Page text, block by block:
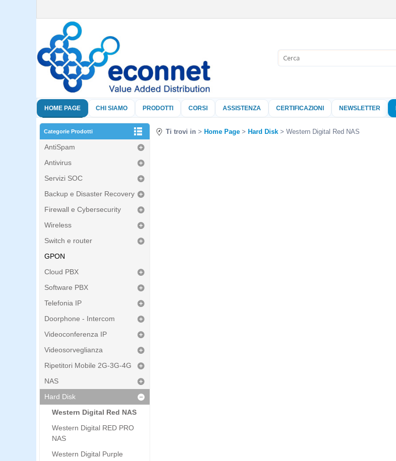
HOME PAGE CHI SIAMO PRODOTTI CORSI ASSISTENZA CERTIFICAZIONI NEWSLETTER
Categorie Prodotti
AntiSpam
Antivirus
Servizi SOC
Backup e Disaster Recovery
Firewall e Cybersecurity
Wireless
Switch e router
GPON
Cloud PBX
Software PBX
Telefonia IP
Doorphone - Intercom
Videoconferenza IP
Videosorveglianza
Ripetitori Mobile 2G-3G-4G
NAS
Hard Disk
Western Digital Red NAS
Western Digital RED PRO
NAS
Western Digital Purple
Ti trovi in Home Page Hard Disk Western Digital Red NAS